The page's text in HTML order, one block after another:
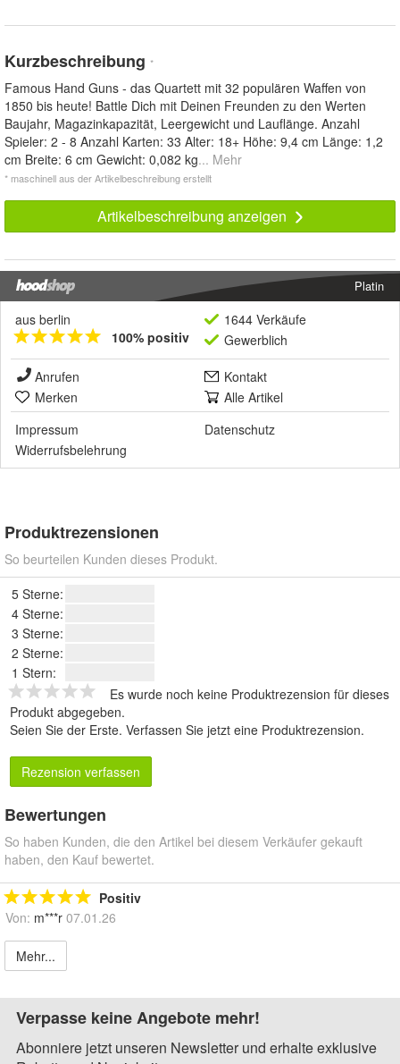
Kurzbeschreibung *
Famous Hand Guns - das Quartett mit 32 populären Waffen von
1850 bis heute! Battle Dich mit Deinen Freunden zu den Werten
Baujahr, Magazinkapazität, Leergewicht und Lauflänge. Anzahl
Spieler: 2 - 8 Anzahl Karten: 33 Alter: 18+ Höhe: 9,4 cm Länge: 1,2
cm Breite: 6 cm Gewicht: 0,082 kg... Mehr
* maschinell aus der Artikelbeschreibung erstellt
Artikelbeschreibung anzeigen
Platin
aus berlin
100% positiv
1644 Verkäufe
Gewerblich
Anrufen
Kontakt
Merken
Alle Artikel
Impressum
Datenschutz
Widerrufsbelehrung
Produktrezensionen
So beurteilen Kunden dieses Produkt.
5 Sterne:
4 Sterne:
3 Sterne:
2 Sterne:
1 Stern:
Es wurde noch keine Produktrezension für dieses
Produkt abgegeben.
Seien Sie der Erste. Verfassen Sie jetzt eine Produktrezension.
Rezension verfassen
Bewertungen
So haben Kunden, die den Artikel bei diesem Verkäufer gekauft
haben, den Kauf bewertet.
Positiv
Von: m***r 07.01.26
Mehr...
Verpasse keine Angebote mehr!
Abonniere jetzt unseren Newsletter und erhalte exklusive